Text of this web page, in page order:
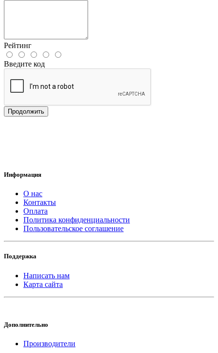
Рейтинг
Введите код
Продолжить
Информация
О нас
Контакты
Оплата
Политика конфиденциальности
Пользовательское соглашение
Поддержка
Написать нам
Карта сайта
Дополнительно
Производители